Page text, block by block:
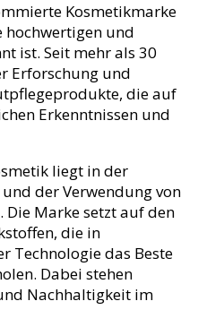
Kosmetikmarke
hochwertigen und
ist. Seit mehr als 30
Erforschung und
die auf
Erkenntnissen und
liegt in der
der Verwendung von
Marke setzt auf den
die in
Technologie das Beste
Dabei stehen
Nachhaltigkeit im